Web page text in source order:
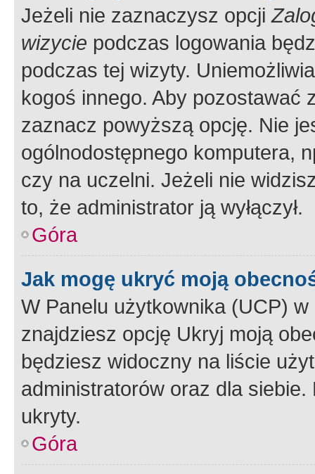
Jeżeli nie zaznaczysz opcji
wizycie podczas logowania
podczas tej wizyty.
kogoś innego. Aby pozostawać
zaznacz powyższą opcję. Nie
ogólnodostępnego komputera,
czy na uczelni. Jeżeli nie
to, że administrator ją wyłączył.
Góra
Jak mogę ukryć moją
W Panelu użytkownika (UCP) w
znajdziesz opcję Ukryj moją
będziesz widoczny na liście
administratorów oraz dla
ukryty.
Góra